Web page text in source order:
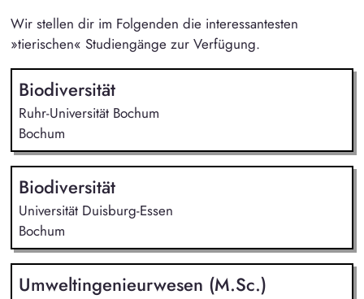
Wir stellen dir im Folgenden die interessantesten
»tierischen« Studiengänge zur Verfügung.
Biodiversität
Ruhr-Universität Bochum
Bochum
Biodiversität
Universität Duisburg-Essen
Bochum
Umweltingenieurwesen (M.Sc.)